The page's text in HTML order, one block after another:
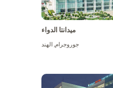
ميدانتا الدواء
جوروجرام,الهند